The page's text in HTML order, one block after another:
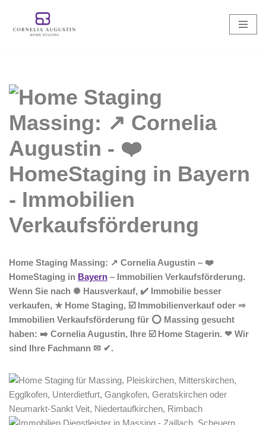
Zum
Home Staging Massing: ↗️ Cornelia Augustin – ❤️
HomeStaging in Bayern – Immobilien Verkaufsförderung.
Wenn Sie nach ✺ Hausverkauf, ✔️ Immobilie besser
verkaufen, ★ Home Staging, ☑️ Immobilienverkauf oder ⇒
Immobilien Verkaufsförderung für ⭕ Massing gesucht
haben: ➡️ Cornelia Augustin, Ihre ☑️ Home Stagerin. ❤ Wir
sind Ihre Fachmann ✉ ✔.